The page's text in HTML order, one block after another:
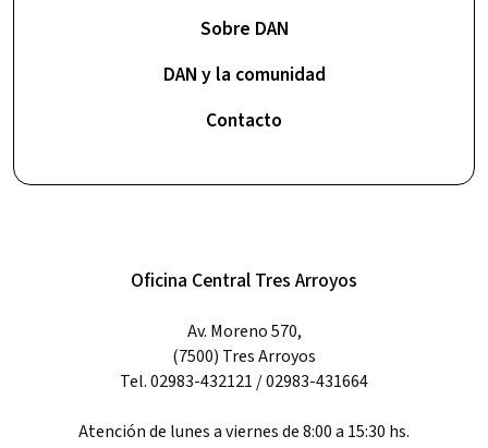
Sobre DAN
DAN y la comunidad
Contacto
Oficina Central Tres Arroyos
Av. Moreno 570,
(7500) Tres Arroyos
Tel. 02983-432121 / 02983-431664
Atención de lunes a viernes de 8:00 a 15:30 hs.